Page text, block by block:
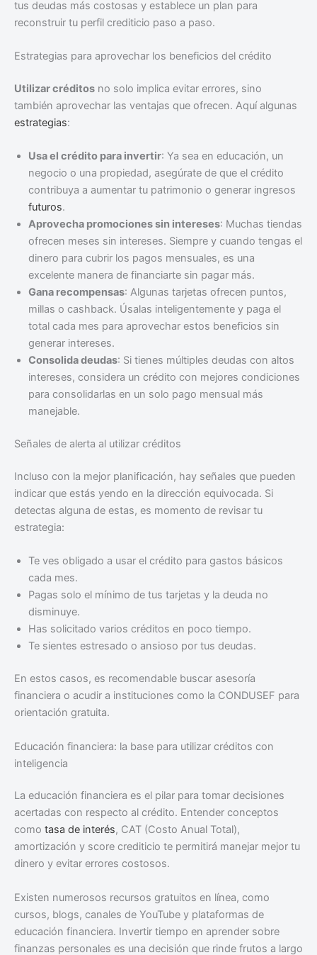
tus deudas más costosas y establece un plan para
reconstruir tu perfil crediticio paso a paso.
Estrategias para aprovechar los beneficios del crédito
Utilizar créditos no solo implica evitar errores, sino
también aprovechar las ventajas que ofrecen. Aquí algunas
estrategias:
Usa el crédito para invertir: Ya sea en educación, un
negocio o una propiedad, asegúrate de que el crédito
contribuya a aumentar tu patrimonio o generar ingresos
futuros.
Aprovecha promociones sin intereses: Muchas tiendas
ofrecen meses sin intereses. Siempre y cuando tengas el
dinero para cubrir los pagos mensuales, es una
excelente manera de financiarte sin pagar más.
Gana recompensas: Algunas tarjetas ofrecen puntos,
millas o cashback. Úsalas inteligentemente y paga el
total cada mes para aprovechar estos beneficios sin
generar intereses.
Consolida deudas: Si tienes múltiples deudas con altos
intereses, considera un crédito con mejores condiciones
para consolidarlas en un solo pago mensual más
manejable.
Señales de alerta al utilizar créditos
Incluso con la mejor planificación, hay señales que pueden
indicar que estás yendo en la dirección equivocada. Si
detectas alguna de estas, es momento de revisar tu
estrategia:
Te ves obligado a usar el crédito para gastos básicos
cada mes.
Pagas solo el mínimo de tus tarjetas y la deuda no
disminuye.
Has solicitado varios créditos en poco tiempo.
Te sientes estresado o ansioso por tus deudas.
En estos casos, es recomendable buscar asesoría
financiera o acudir a instituciones como la CONDUSEF para
orientación gratuita.
Educación financiera: la base para utilizar créditos con
inteligencia
La educación financiera es el pilar para tomar decisiones
acertadas con respecto al crédito. Entender conceptos
como tasa de interés, CAT (Costo Anual Total),
amortización y score crediticio te permitirá manejar mejor tu
dinero y evitar errores costosos.
Existen numerosos recursos gratuitos en línea, como
cursos, blogs, canales de YouTube y plataformas de
educación financiera. Invertir tiempo en aprender sobre
finanzas personales es una decisión que rinde frutos a largo